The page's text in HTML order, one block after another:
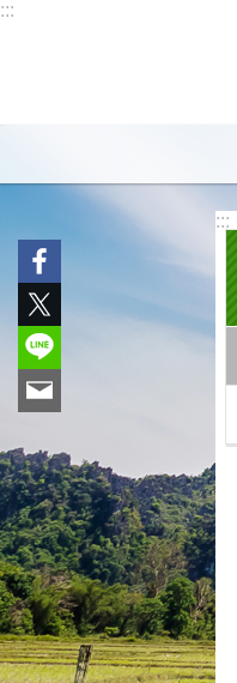
跳到主要內容區塊
:::
:::